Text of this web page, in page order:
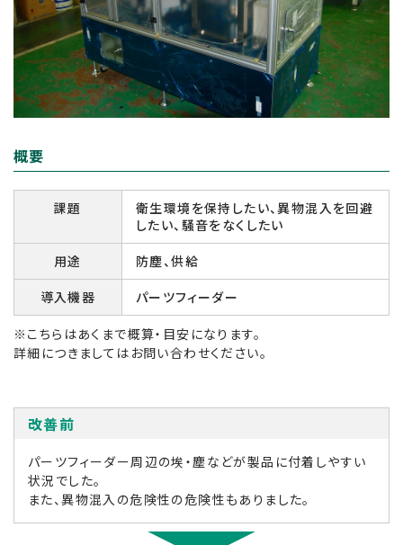
概要
課題
衛生環境を保持したい、異物混入を回避
したい、騒音をなくしたい
用途
防塵、供給
導入機器
パーツフィーダー
※こちらはあくまで概算・目安になります。
詳細につきましてはお問い合わせください。
改善前
パーツフィーダー周辺の埃・塵などが製品に付着しやすい
状況でした。
また、異物混入の危険性の危険性もありました。